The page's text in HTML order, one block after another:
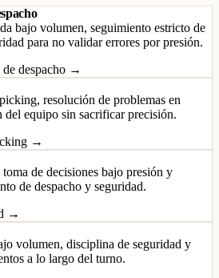
bajo volumen, seguimiento estricto de
para no validar errores por presión.
despacho →
resolución de problemas en
equipo sin sacrificar precisión.
→
de decisiones bajo presión y
de despacho y seguridad.
→
volumen, disciplina de seguridad y
a lo largo del turno.